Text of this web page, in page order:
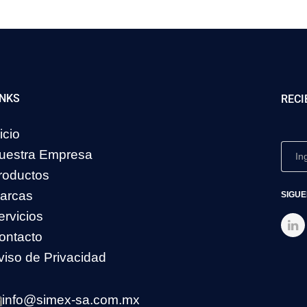
Empresa
de Privacidad
info@simex-sa.com.mx